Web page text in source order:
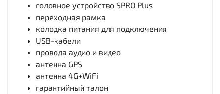
головное устройство SPRO Plus
переходная рамка
колодка питания для подключения
USB-кабели
провода аудио и видео
антенна GPS
антенна 4G+WiFi
гарантийный талон